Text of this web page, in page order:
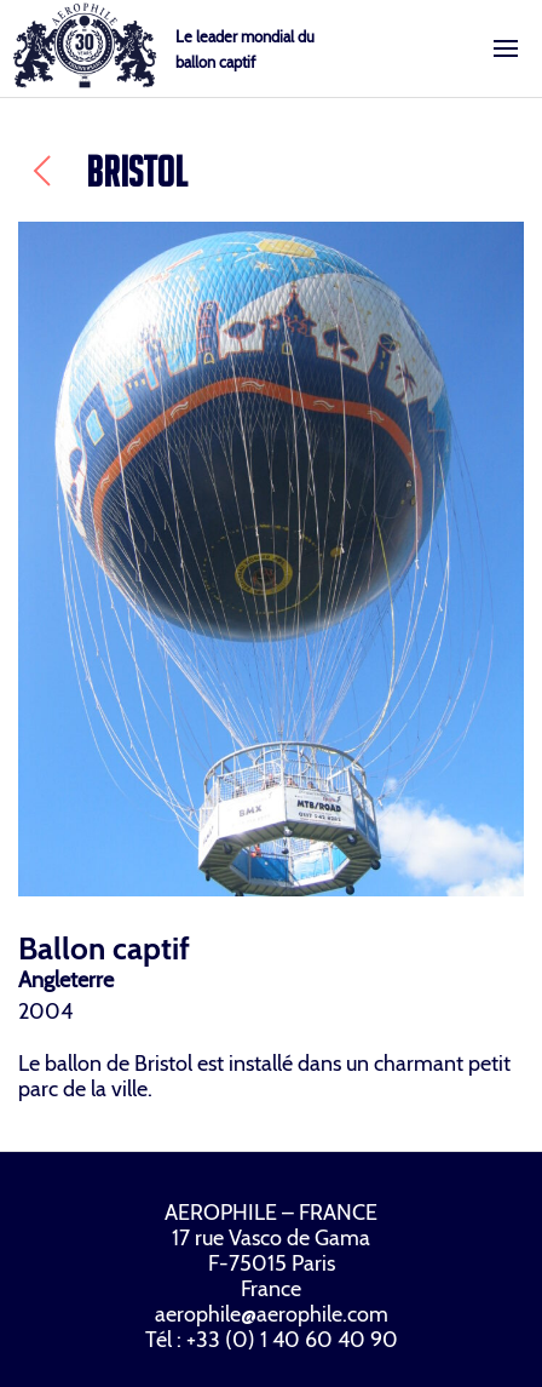
to
content
Aérophile – Le leader mondial du ballon captif
Le leader mondial du
ballon captif
BRISTOL
Ballon captif
Angleterre
2004
Le ballon de Bristol est installé dans un charmant petit
parc de la ville.
AEROPHILE – FRANCE
17 rue Vasco de Gama
F-75015 Paris
France
aerophile@aerophile.com
Tél : +33 (0) 1 40 60 40 90
Cookies management panel